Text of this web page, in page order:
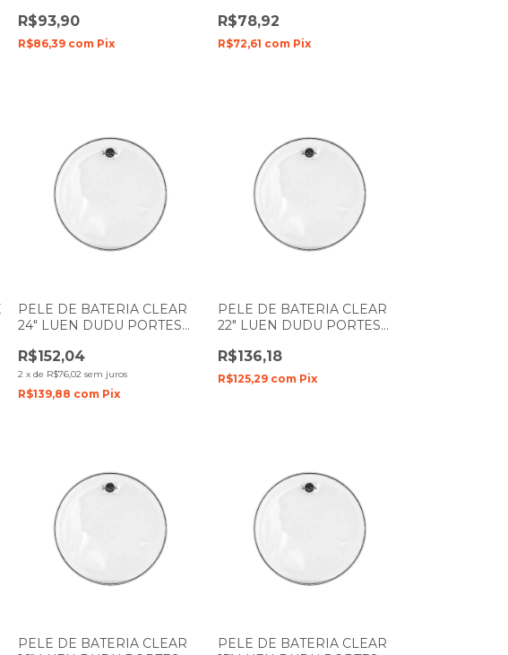
R$93,90
R$86,39 com Pix
R$78,92
R$72,61 com Pix
PELE DE BATERIA CLEAR
24" LUEN DUDU PORTES
R$152,04
2 xde R$76,02 sem juros
R$139,88 com Pix
PELE DE BATERIA CLEAR
22" LUEN DUDU PORTES
R$136,18
R$125,29 com Pix
PELE DE BATERIA CLEAR
PELE DE BATERIA CLEAR